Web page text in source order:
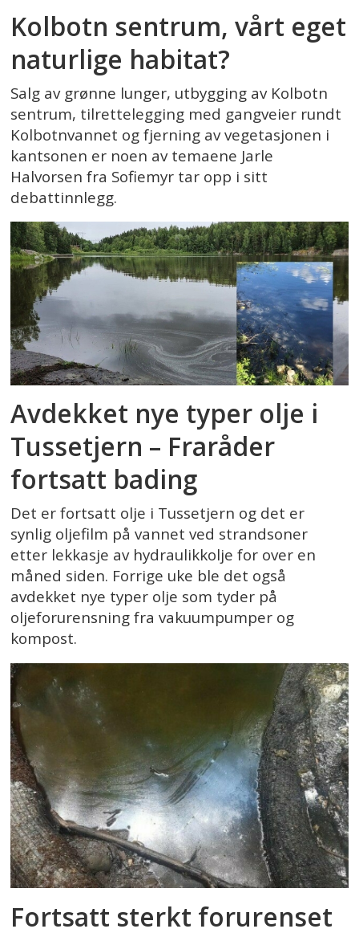
Kolbotn sentrum, vårt eget
naturlige habitat?
Salg av grønne lunger, utbygging av Kolbotn
sentrum, tilrettelegging med gangveier rundt
Kolbotnvannet og fjerning av vegetasjonen i
kantsonen er noen av temaene Jarle
Halvorsen fra Sofiemyr tar opp i sitt
debattinnlegg.
Avdekket nye typer olje i
Tussetjern – Fraråder
fortsatt bading
Det er fortsatt olje i Tussetjern og det er
synlig oljefilm på vannet ved strandsoner
etter lekkasje av hydraulikkolje for over en
måned siden. Forrige uke ble det også
avdekket nye typer olje som tyder på
oljeforurensning fra vakuumpumper og
kompost.
Fortsatt sterkt forurenset